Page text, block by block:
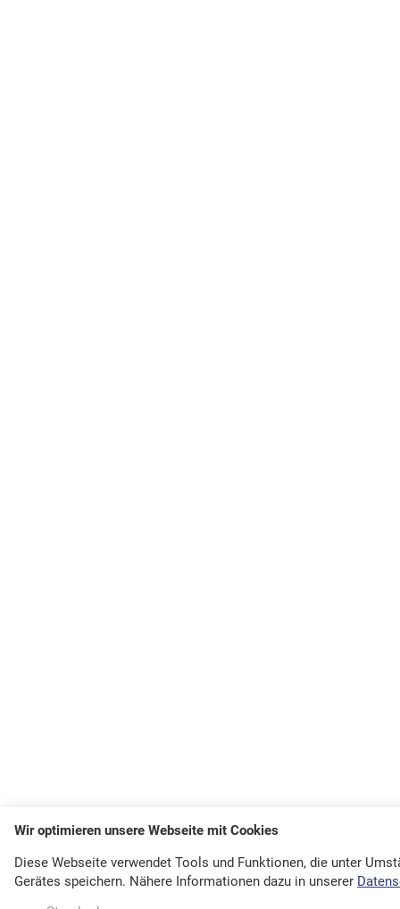
Wir optimieren unsere Webseite mit Cookies
Diese Webseite verwendet Tools und Funktionen, die unter
Gerätes speichern. Nähere Informationen dazu in unserer